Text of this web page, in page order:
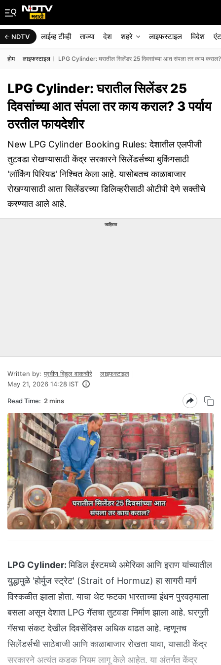
NDTV लाईव्ह टीव्ही ताज्या देश शहरे लाइफस्टाइल विदेश
होम लाइफस्टाइल LPG Cylinder: घरातील सिलेंडर 25 दिवसांच्या आत संपला तर काय कराल?
LPG Cylinder: घरातील सिलेंडर 25
दिवसांच्या आत संपला तर काय कराल? 3 पर्याय
ठरतील फायदेशीर
New LPG Cylinder Booking Rules: देशातील एलपीजी
तुटवडा रोखण्यासाठी केंद्र सरकारने सिलेंडर्सच्या बुकिंगसाठी
'लॉकिंग पिरियड' निश्चित केला आहे. यासोबतच काळाबाजार
रोखण्यासाठी आता सिलेंडरच्या डिलिव्हरीसाठी ओटीपी देणे सक्तीचे
करण्यात आले आहे.
जाहिरात
Written by: प्रवीण विठ्ठल वाकचौरे
लाइफस्टाइल
May 21, 2026 14:28 IST
Read Time: 2 mins
LPG Cylinder:मिडिल ईस्टमध्ये अमेरिका आणि इराण यांच्यातील
युद्धामुळे 'होर्मुज स्ट्रेट' (Strait of Hormuz) हा सागरी मार्ग
विस्कळीत झाला होता. याचा थेट फटका भारताच्या इंधन पुरवठ्याला
बसला असून देशात LPG गॅसचा तुटवडा निर्माण झाला आहे. घरगुती
गॅसचा संकट देखील दिवसेंदिवस अधिक वाढत आहे. म्हणूनच
सिलेंडर्सची साठेबाजी आणि काळाबाजार रोखता यावा, यासाठी केंद्र
सरकारने अत्यंत कडक नियम लागू केले आहेत. या अंतर्गत केंद्र